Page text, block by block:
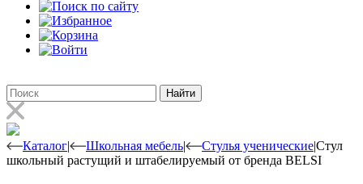
Найти
Каталог| Школьная мебель| Стулья ученические|Стул
школьный растущий и штабелируемый от бренда BELSI